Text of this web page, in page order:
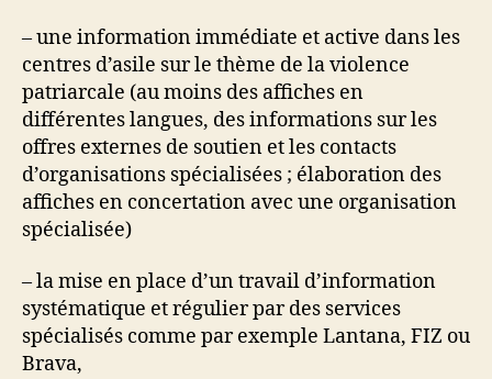
– une information immédiate et active dans les
centres d’asile sur le thème de la violence
patriarcale (au moins des affiches en
différentes langues, des informations sur les
offres externes de soutien et les contacts
d’organisations spécialisées ; élaboration des
affiches en concertation avec une organisation
spécialisée)
– la mise en place d’un travail d’information
systématique et régulier par des services
spécialisés comme par exemple Lantana, FIZ ou
Brava,